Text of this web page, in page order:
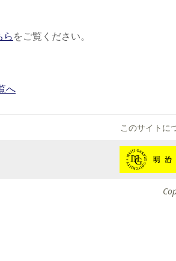
学友団体情報
らをご覧ください。
へ
このサイトに